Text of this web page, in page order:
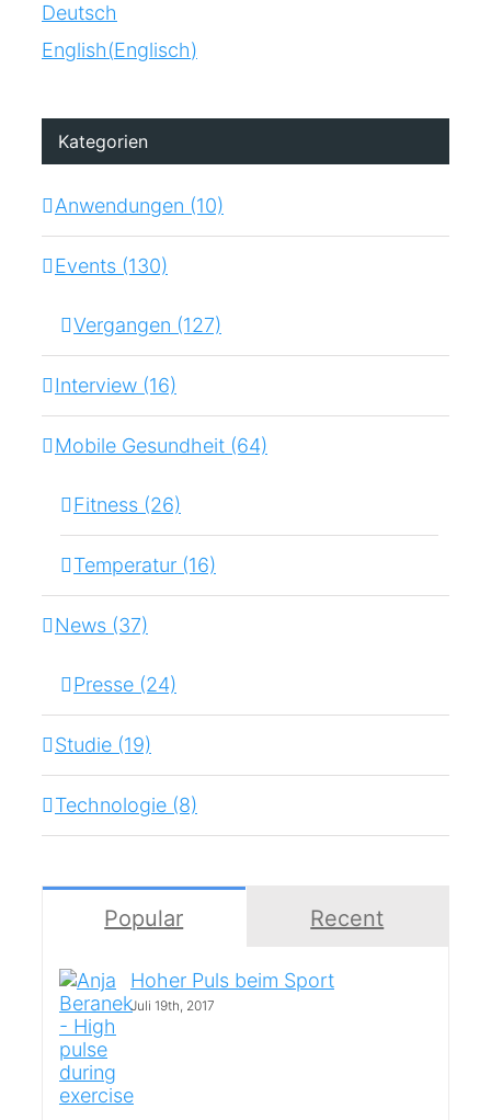
Deutsch
English(Englisch)
Kategorien
Anwendungen (10)
Events (130)
Vergangen (127)
Interview (16)
Mobile Gesundheit (64)
Fitness (26)
Temperatur (16)
News (37)
Presse (24)
Studie (19)
Technologie (8)
Popular Recent
Hoher Puls beim Sport
Juli 19th, 2017